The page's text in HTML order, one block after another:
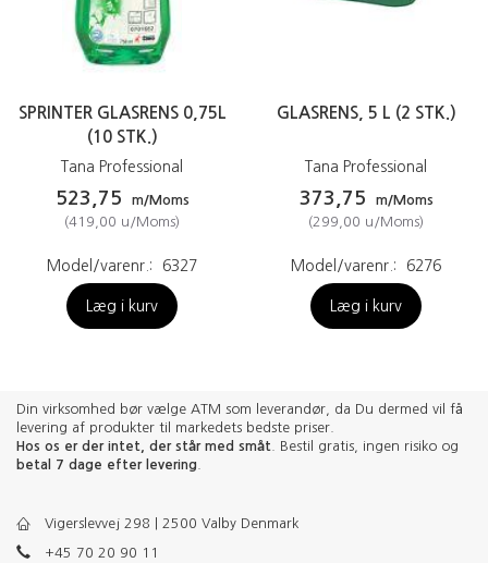
SPRINTER GLASRENS 0,75L
(10 STK.)
Tana Professional
523,75
m/Moms
(419,00 u/Moms)
Model/varenr.: 6327
Læg i kurv
GLASRENS, 5 L (2 STK.)
Tana Professional
373,75
m/Moms
(299,00 u/Moms)
Model/varenr.: 6276
Læg i kurv
Din virksomhed bør vælge ATM som leverandør, da Du dermed vil få
levering af produkter til markedets bedste priser.
Hos os er der intet, der står med småt . Bestil gratis, ingen risiko og
betal 7 dage efter levering
Vigerslevvej 298 | 2500 Valby Denmark
+45 70 20 90 11